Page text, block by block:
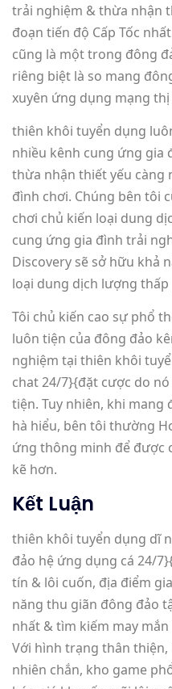
trải nghiệm & thừa nhận
đoạn tiến độ Cấp Tốc
cũng là một trong đông
riêng biệt là so mang
xuyên ứng dụng mạng
thiên khôi tuyển dụng
nhiều kênh cung ứng gia
thừa nhận thiết yếu càng
đình chơi. Chúng bên tôi
chơi chủ kiến loại dung
cung ứng gia đình trải
Discovery sẽ sở hữu khả
loại dung dịch lượng thấp
Tôi chủ kiến cao sự phổ
luôn tiện của đông đảo
nghiệm tại thiên khôi
chat 24/7}{đặt cược do
tiện. Tuy nhiên, khi mang
hà hiểu, bên tôi thường
ứng thông minh để được
kẽ hơn.
Kết Luận
thiên khôi tuyển dụng dĩ
đảo hệ ứng dụng cá 24/
tín & lôi cuốn, địa điểm
năng thu giãn đông đảo
nhất & tìm kiếm may
Với hình trạng thân
nhiên chắn, kho game